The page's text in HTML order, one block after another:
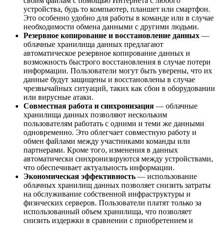
устройства, будь то компьютер, планшет или смартфон.
Это особенно удобно для работы в команде или в случае
необходимости обмена данными с другими людьми.
Резервное копирование и восстановление данных —
облачные хранилища данных предлагают
автоматическое резервное копирование данных и
возможность быстрого восстановления в случае потери
информации. Пользователи могут быть уверены, что их
данные будут защищены и восстановлены в случае
чрезвычайных ситуаций, таких как сбои в оборудовании
или вирусные атаки.
Совместная работа и синхронизация — облачные
хранилища данных позволяют нескольким
пользователям работать с одними и теми же данными
одновременно. Это облегчает совместную работу и
обмен файлами между участниками команды или
партнерами. Кроме того, изменения в данных
автоматически синхронизируются между устройствами,
что обеспечивает актуальность информации.
Экономическая эффективность — использование
облачных хранилищ данных позволяет снизить затраты
на обслуживание собственной инфраструктуры и
физических серверов. Пользователи платят только за
использованный объем хранилища, что позволяет
снизить издержки в сравнении с приобретением и